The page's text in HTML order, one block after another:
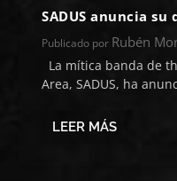
SADUS anuncia
Publicado por Rubén
La mítica banda de
Area, SADUS, ha
LEER MÁS